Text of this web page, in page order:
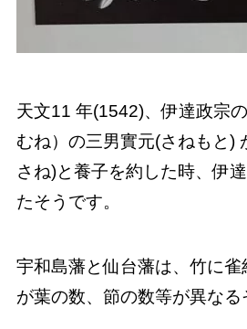
天文11 年(1542)、伊達政宗
むね）の三男實元(さねもと)
さね)と養子を約した時、伊
たそうです。
宇和島藩と仙台藩は、竹に
が葉の数、節の数等が異なる